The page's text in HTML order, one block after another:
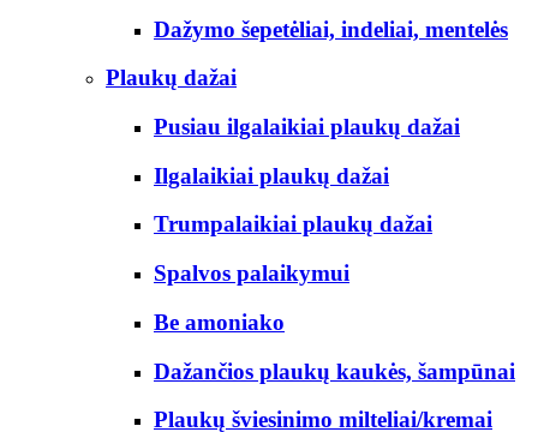
Dažymo šepetėliai, indeliai, mentelės
Plaukų dažai
Pusiau ilgalaikiai plaukų dažai
Ilgalaikiai plaukų dažai
Trumpalaikiai plaukų dažai
Spalvos palaikymui
Be amoniako
Dažančios plaukų kaukės, šampūnai
Plaukų šviesinimo milteliai/kremai